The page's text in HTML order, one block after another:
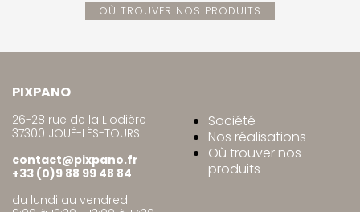
OÙ TROUVER NOS PRODUITS
PIXPANO
26-28 rue de la Liodière
37300 JOUÉ-LÈS-TOURS
contact@pixpano.fr
+33 (0)9 88 99 48 84
du lundi au vendredi
Société
Nos réalisations
Où trouver nos
produits